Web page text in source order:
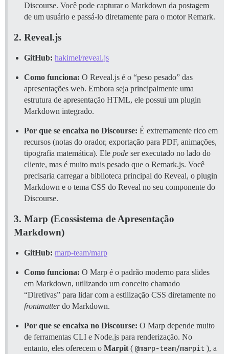
Discourse. Você pode capturar o Markdown da postagem
de um usuário e passá-lo diretamente para o motor Remark.
2. Reveal.js
GitHub: hakimel/reveal.js
Como funciona: O Reveal.js é o “peso pesado” das
apresentações web. Embora seja principalmente uma
estrutura de apresentação HTML, ele possui um plugin
Markdown integrado.
Por que se encaixa no Discourse: É extremamente rico em
recursos (notas do orador, exportação para PDF, animações,
tipografia matemática). Ele pode ser executado no lado do
cliente, mas é muito mais pesado que o Remark.js. Você
precisaria carregar a biblioteca principal do Reveal, o plugin
Markdown e o tema CSS do Reveal no seu componente do
Discourse.
3. Marp (Ecossistema de Apresentação
Markdown)
GitHub: marp-team/marp
Como funciona: O Marp é o padrão moderno para slides
em Markdown, utilizando um conceito chamado
“Diretivas” para lidar com a estilização CSS diretamente no
frontmatterdo Markdown.
Por que se encaixa no Discourse: O Marp depende muito
de ferramentas CLI e Node.js para renderização. No
entanto, eles oferecem o Marpit( @marp-team/marpit ), a